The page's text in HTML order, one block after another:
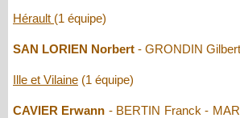
Hérault (1 équipe)
SAN LORIEN Norbert - GRONDIN
Ille et Vilaine (1 équipe)
CAVIER Erwann - BERTIN Franck -